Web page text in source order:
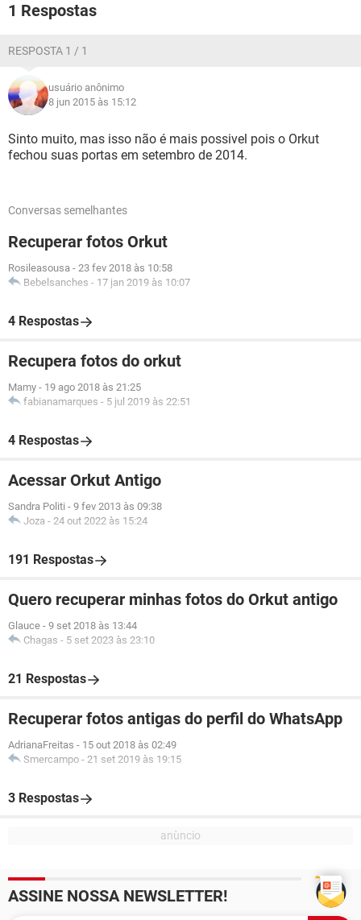
1 Respostas
RESPOSTA 1 / 1
usuário anônimo
8 jun 2015 às 15:12
Sinto muito, mas isso não é mais possivel pois o Orkut
fechou suas portas em setembro de 2014.
Conversas semelhantes
Recuperar fotos Orkut
Rosileasousa - 23 fev 2018 às 10:58
Bebelsanches - 17 jan 2019 às 10:07
4 Respostas
Recupera fotos do orkut
Mamy - 19 ago 2018 às 21:25
fabianamarques - 5 jul 2019 às 22:51
4 Respostas
Acessar Orkut Antigo
Sandra Politi - 9 fev 2013 às 09:38
Joza - 24 out 2022 às 15:24
191 Respostas
Quero recuperar minhas fotos do Orkut antigo
Glauce - 9 set 2018 às 13:44
Chagas - 5 set 2023 às 23:10
21 Respostas
Recuperar fotos antigas do perfil do WhatsApp
AdrianaFreitas - 15 out 2018 às 02:49
Smercampo - 21 set 2019 às 19:15
3 Respostas
ASSINE NOSSA NEWSLETTER!